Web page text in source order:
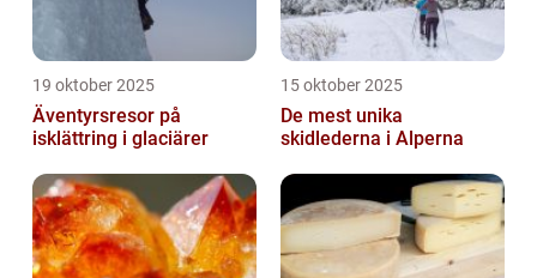
19 oktober 2025
Äventyrsresor på
isklättring i glaciärer
15 oktober 2025
De mest unika
skidlederna i Alperna